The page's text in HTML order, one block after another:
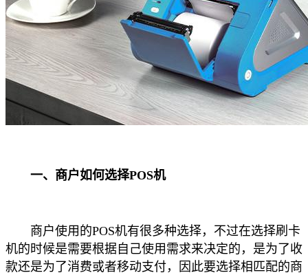
一、商户如何选择POS机
商户使用的POS机有很多种选择，不过在选择刷卡
机的时候是需要根据自己使用需求来决定的，是为了收
款还是为了消费或者移动支付，因此要选择相匹配的商